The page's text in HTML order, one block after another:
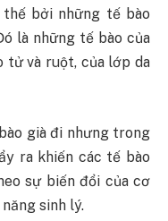
bởi những tế bào
là những tế bào của
tử và ruột, của lớp da
già đi nhưng trong
ra khiến các tế bào
sự biến đổi của cơ
sinh lý.